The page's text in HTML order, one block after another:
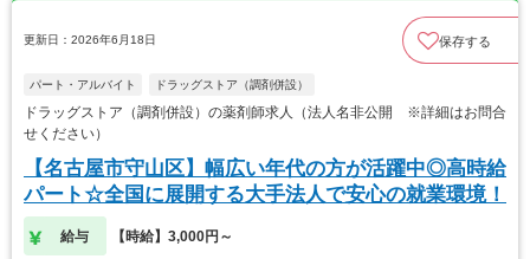
更新日：2026年6月18日 保存する
パート・アルバイト ドラッグストア（調剤併設）
ドラッグストア（調剤併設）の薬剤師求人（法人名非公開 ※詳細はお問合
せください）
【名古屋市守山区】幅広い年代の方が活躍中◎高時給
パート☆全国に展開する大手法人で安心の就業環境！
給与 【時給】3,000円～